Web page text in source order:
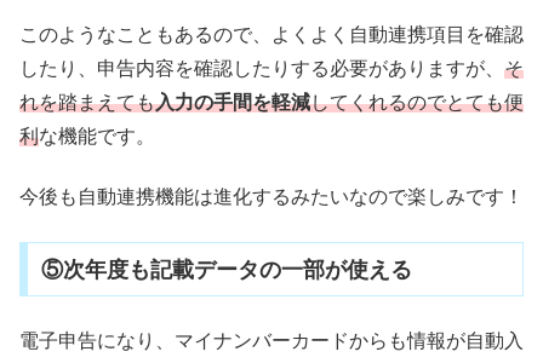
このようなこともあるので、よくよく自動連携項目を確認
したり、申告内容を確認したりする必要がありますが、 そ
れを踏まえても入力の手間を軽減してくれるのでとても便
利な機能です。
今後も自動連携機能は進化するみたいなので楽しみです！
⑤次年度も記載データの一部が使える
電子申告になり、マイナンバーカードからも情報が自動入